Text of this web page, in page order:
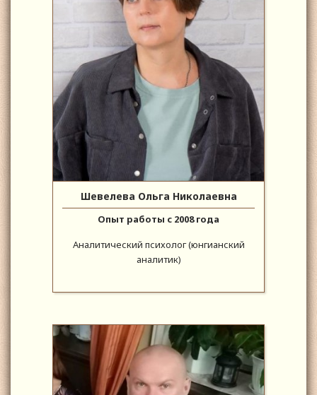
Шевелева Ольга Николаевна
Опыт работы с 2008 года
Аналитический психолог (юнгианский
аналитик)